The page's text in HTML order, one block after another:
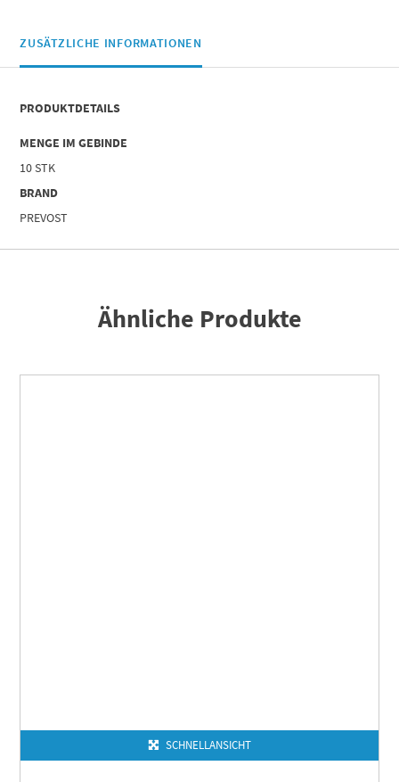
1/4
|
ZUSÄTZLICHE INFORMATIONEN
PRODUKTDETAILS
MENGE IM GEBINDE
10 STK
BRAND
PREVOST
Ähnliche Produkte
SCHNELLANSICHT